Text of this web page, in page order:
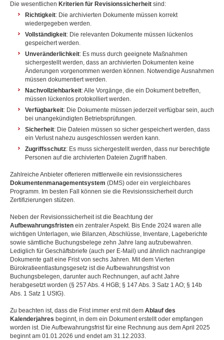
Die wesentlichen Kriterien für Revisionssicherheit sind:
Richtigkeit: Die archivierten Dokumente müssen korrekt
wiedergegeben werden.
Vollständigkeit: Die relevanten Dokumente müssen lückenlos
gespeichert werden.
Unveränderlichkeit: Es muss durch geeignete Maßnahmen
sichergestellt werden, dass an archivierten Dokumenten keine
Änderungen vorgenommen werden können. Notwendige Ausnahmen
müssen dokumentiert werden.
Nachvollziehbarkeit: Alle Vorgänge, die ein Dokument betreffen,
müssen lückenlos protokolliert werden.
Verfügbarkeit: Die Dokumente müssen jederzeit verfügbar sein, auch
bei unangekündigten Betriebsprüfungen.
Sicherheit: Die Dateien müssen so sicher gespeichert werden, dass
ein Verlust nahezu ausgeschlossen werden kann.
Zugriffsschutz: Es muss sichergestellt werden, dass nur berechtigte
Personen auf die archivierten Dateien Zugriff haben.
Zahlreiche Anbieter offerieren mittlerweile ein revisionssicheres
Dokumentenmanagementsystem (DMS) oder ein vergleichbares
Programm. Im besten Fall können sie die Revisionssicherheit durch
Zertifizierungen stützen.
Neben der Revisionssicherheit ist die Beachtung der
Aufbewahrungsfristen ein zentraler Aspekt. Bis Ende 2024 waren alle
wichtigen Unterlagen, wie Bilanzen, Abschlüsse, Inventare, Lageberichte
sowie sämtliche Buchungsbelege zehn Jahre lang aufzubewahren.
Lediglich für Geschäftsbriefe (auch per E-Mail) und ähnlich nachrangige
Dokumente galt eine Frist von sechs Jahren. Mit dem Vierten
Bürokratieentlastungsgesetz ist die Aufbewahrungsfrist von
Buchungsbelegen, darunter auch Rechnungen, auf acht Jahre
herabgesetzt worden (§ 257 Abs. 4 HGB; § 147 Abs. 3 Satz 1 AO; § 14b
Abs. 1 Satz 1 UStG).
Zu beachten ist, dass die Frist immer erst mit dem Ablauf des
Kalenderjahres beginnt, in dem ein Dokument erstellt oder empfangen
worden ist. Die Aufbewahrungsfrist für eine Rechnung aus dem April 2025
beginnt am 01.01.2026 und endet am 31.12.2033.